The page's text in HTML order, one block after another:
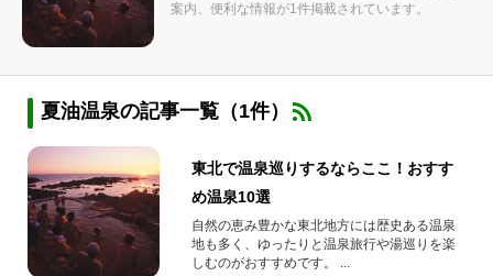
案内、便利な情報が1件掲載されています。
夏油温泉の記事一覧（1件）
東北で温泉巡りするならここ！おすす
め温泉10選
自然の恵み豊かな東北地方には歴史ある温泉
地も多く、ゆったりと温泉旅行や湯巡りを楽
しむのがおすすめです。 ...